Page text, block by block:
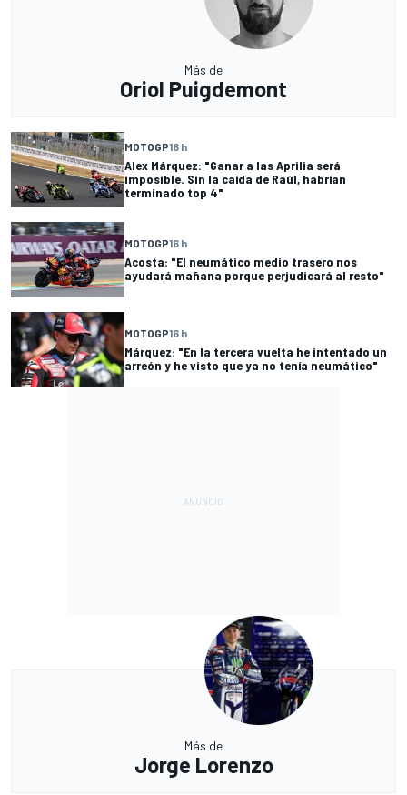
Más de
Oriol Puigdemont
MOTOGP16 h
Alex Márquez: "Ganar a las Aprilia será
imposible. Sin la caída de Raúl, habrían
terminado top 4"
MOTOGP16 h
Acosta: "El neumático medio trasero nos
ayudará mañana porque perjudicará al resto"
MOTOGP16 h
Márquez: "En la tercera vuelta he intentado un
arreón y he visto que ya no tenía neumático"
Más de
Jorge Lorenzo